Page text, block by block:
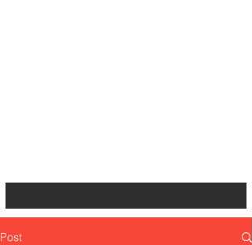
Post